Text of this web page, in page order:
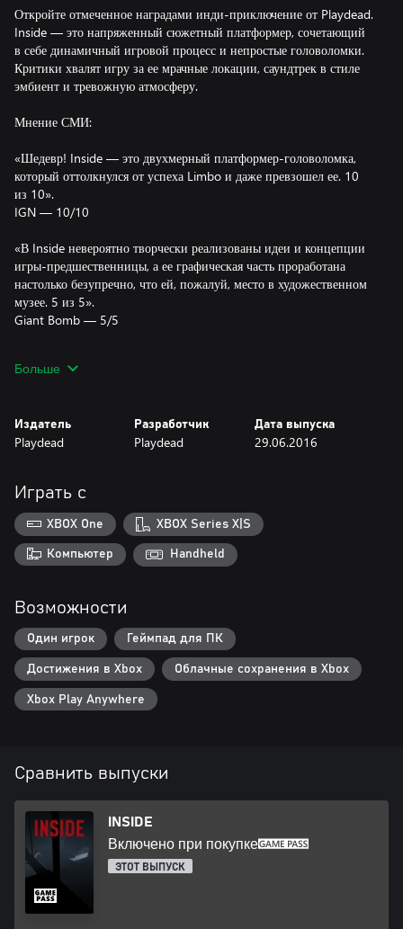
Откройте отмеченное наградами инди-приключение от Playdead.
Inside — это напряженный сюжетный платформер, сочетающий
в себе динамичный игровой процесс и непростые головоломки.
Критики хвалят игру за ее мрачные локации, саундтрек в стиле
эмбиент и тревожную атмосферу.
Мнение СМИ:
«Шедевр! Inside — это двухмерный платформер-головоломка,
который оттолкнулся от успеха Limbo и даже превзошел ее. 10
из 10».
IGN — 10/10
«В Inside невероятно творчески реализованы идеи и концепции
игры-предшественницы, а ее графическая часть проработана
настолько безупречно, что ей, пожалуй, место в художественном
музее. 5 из 5».
Giant Bomb — 5/5
гротескная пародия на реальность. Чем дальше в игре бежит
Обладательница более 100 наград, включая:
- Artistic Achievement (BAFTA)
- Game Design (BAFTA)
- Narrative (BAFTA)
- Original Property (BAFTA)
- Best Independent Game (Game Critics Awards)
- Best Independent Game (The Game Awards)
- Spite Award (D.I.C.E. Awards)
- Outstanding Achievement in Art Direction (D.I.C.E. Awards)
- Outstanding Achievement in Game Direction (D.I.C.E. Awards)
- Best Audio (Game Developers Choice Awards)
- Best Visual Art (Game Developers Choice Awards)
Больше
Издатель
Playdead
Разработчик
Playdead
Дата выпуска
29.06.2016
Играть с
XBOX One XBOX Series X|S
Компьютер Handheld
Возможности
Один игрок Геймпад для ПК
Достижения в Xbox Облачные сохранения в Xbox
Xbox Play Anywhere
Сравнить выпуски
INSIDE
Включено при покупке
ЭТОТ ВЫПУСК